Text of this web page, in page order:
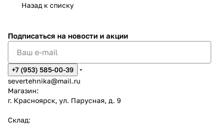
Назад к списку
Подписаться на новости и акции
+7 (953) 585-00-39
severtehnika@mail.ru
Магазин:
г. Красноярск, ул. Парусная, д. 9
Склад: